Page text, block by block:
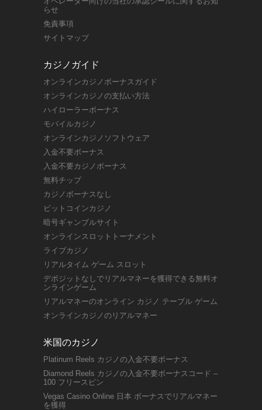
らせ
免責事項
サイトマップ
カジノガイド
オンラインカジノボーナスガイド
オンラインカジノの支払い方法
ハイローラーボーナス
モバイルカジノ
オンラインカジノソフトウェア
入金不要ボーナス
入金不要カジノボーナス
無料チップ
カジノボーナスなし
ビットコインカジノ
暗号ギャンブルサイト
オンラインスロットトーナメント
ライブカジノ
リアルタイム ゲーム スロット
デポジットなしでリアルマネーを獲得できる無料オ
ンラインゲーム
リアルマネーのオンライン カジノ テーブル ゲーム
オンラインカジノのリアルマネー
米国のカジノ
Platinum Reels カジノの入金不要ボーナス
Diamond Reels カジノの入金不要ボーナスコード –
100 フリースピン
Vegas Casino Online 日本 ボーナスでリアルマネー
を獲得